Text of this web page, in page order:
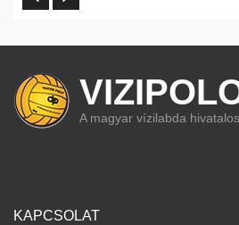
A magyar vízilabda
KAPCSOLAT